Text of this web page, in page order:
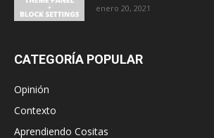
enero 20, 2021
CATEGORÍA POPULAR
Opinión
Contexto
Aprendiendo Cositas